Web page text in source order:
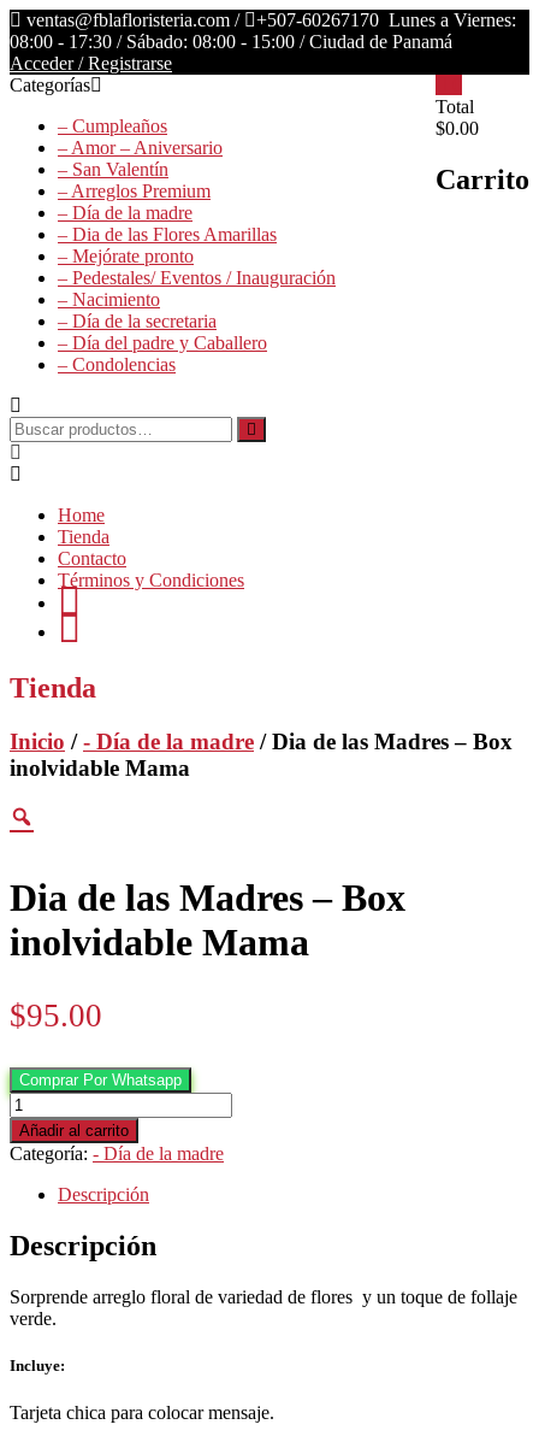
Saltar
contenido
ventas@fblafloristeria.com / +507-60267170 Lunes a Viernes:
08:00 - 17:30 / Sábado: 08:00 - 15:00 / Ciudad de Panamá
Acceder / Registrarse
Floristería
Floristería
Lider
Total
$0.00
Carrito
Categorías
– Cumpleaños
– Amor – Aniversario
– San Valentín
– Arreglos Premium
– Día de la madre
– Dia de las Flores Amarillas
– Mejórate pronto
– Pedestales/ Eventos / Inauguración
– Nacimiento
– Día de la secretaria
– Día del padre y Caballero
– Condolencias
Buscar
por:
Home
Tienda
Contacto
Términos y Condiciones
Tienda
Inicio /- Día de la madre / Dia de las Madres – Box
inolvidable Mama
Dia de las Madres – Box
inolvidable Mama
$95.00
Comprar Por Whatsapp
Dia
de
las
Madres
inolvidable
Mama
Añadir al carrito
Categoría: - Día de la madre
Descripción
Descripción
Sorprende arreglo floral de variedad de flores y un toque de follaje
verde.
Incluye:
Tarjeta chica para colocar mensaje.